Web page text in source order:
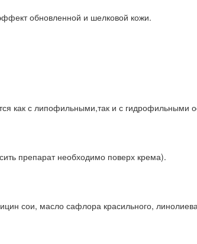
обновленной и шелковой кожи.
как с липофильными,так и с гидрофильными
препарат необходимо поверх крема).
сои, масло сафлора красильного,